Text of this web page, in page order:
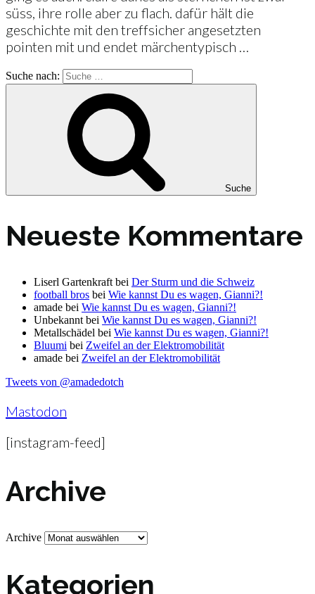
süss, ihre rolle aber zu flach. dafür hält die
geschichte mit den treffsicher angesetzten
pointen mit und endet märchentypisch …
Suche nach:
Suche
Neueste Kommentare
Liserl Gartenkraft bei Der Sturm und die Schweiz
football bros bei Wie kannst Du es wagen, Gianni?!
amade bei Wie kannst Du es wagen, Gianni?!
Unbekannt bei Wie kannst Du es wagen, Gianni?!
Metallschädel bei Wie kannst Du es wagen, Gianni?!
Bluumi bei Zweifel an der Elektromobilität
amade bei Zweifel an der Elektromobilität
Tweets von @amadedotch
Mastodon
[instagram-feed]
Archive
Archive
Kategorien